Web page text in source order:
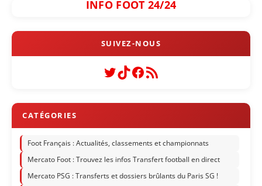
INFO FOOT 24/24
Twitter
TikTok
Facebook
Flux RSS
Foot Français : Actualités, classements et championnats
Mercato Foot : Trouvez les infos Transfert football en direct
Mercato PSG : Transferts et dossiers brûlants du Paris SG !